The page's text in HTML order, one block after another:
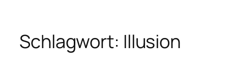
Schlagwort: Illusion